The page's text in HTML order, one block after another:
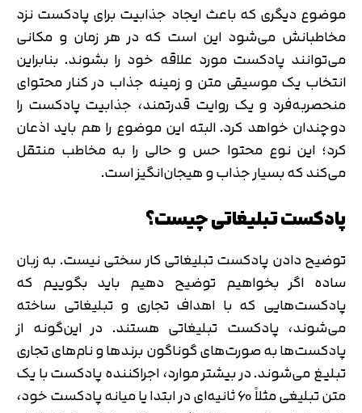
موضوع دیگری که باعث ایجاد جذابیت برای پادکست نزد
مخاطبانش می‌شود این است که در هر زمان و مکانی
می‌توانند پادکست مورد علاقه خود را بشوند. بنابراین
انتخاب یک موسیقی متن و زمینه جذاب در کنار محتوای
منحصربه‌فرد و یک روایت قدرتمند، جذابیت پادکست را
دوچندان خواهد کرد. البته این موضوع را هم باید اذعان
کرد؛ این نوع محتوا حس و حالی را به مخاطب منتقل
می‌کند که بسیار جذاب و هیجان‌انگیز است.
پادکست تبلیغاتی چیست؟
توضیح دادن پادکست تبلیغاتی کار سختی نیست. به زبان
ساده اگر بخواهیم توضیح دهیم باید بگوییم که
پادکست‌هایی که با اهداف تجاری و تبلیغاتی ساخته
می‌شوند، پادکست تبلیغاتی هستند. در این‌گونه از
پادکست‌ها به صورت‌های گوناگون برندها و نام‌های تجاری
تبلیغ می‌شوند. در بیشتر موارد، اجراکننده پادکست با یک
متن تبلیغی مثلاً 60 ثانیه‌ای در ابتدا یا میانه پادکست خود،